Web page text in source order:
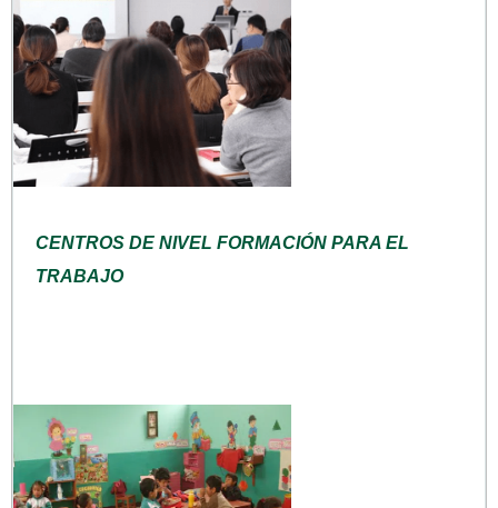
CENTROS DE NIVEL FORMACIÓN PARA EL
TRABAJO